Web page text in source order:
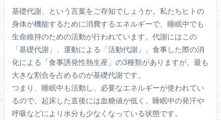
基礎代謝、という言葉をご存知でしょうか。私たちヒトの
身体が機能するために消費するエネルギーで、睡眠中でも
生命維持のための活動が行われています。代謝にはこの
「基礎代謝」、運動による「活動代謝」、食事した際の消
化による「食事誘発性熱生産」の3種類がありますが、最も
大きな割合を占めるのが基礎代謝です。
つまり、睡眠中も活動し、必要なエネルギーが使われてい
るので、起床した直後には血糖値が低く、睡眠中の発汗や
呼吸などにより水分も少なくなっている状態です。